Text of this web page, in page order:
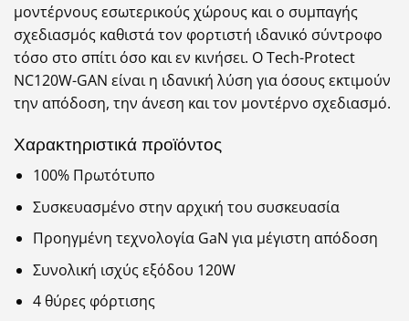
μοντέρνους εσωτερικούς χώρους και ο συμπαγής
σχεδιασμός καθιστά τον φορτιστή ιδανικό σύντροφο
τόσο στο σπίτι όσο και εν κινήσει. Ο Tech-Protect
NC120W-GAN είναι η ιδανική λύση για όσους εκτιμούν
την απόδοση, την άνεση και τον μοντέρνο σχεδιασμό.
Χαρακτηριστικά προϊόντος
100% Πρωτότυπο
Συσκευασμένο στην αρχική του συσκευασία
Προηγμένη τεχνολογία GaN για μέγιστη απόδοση
Συνολική ισχύς εξόδου 120W
4 θύρες φόρτισης